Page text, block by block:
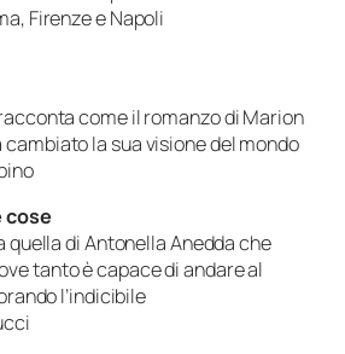
Firenze e Napoli
come il romanzo di Marion
la sua visione del mondo
cose
quella di Antonella Anedda che
tanto è capace di andare al
l’indicibile